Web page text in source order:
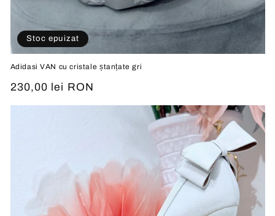
Stoc epuizat
Adidasi VAN cu cristale ștanțate gri
Preț
230,00 lei RON